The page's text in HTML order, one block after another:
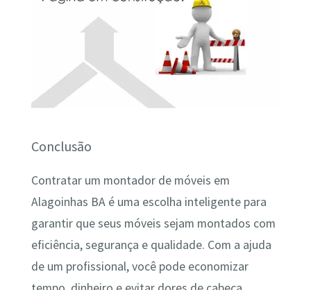
Conclusão
Contratar um montador de móveis em
Alagoinhas BA é uma escolha inteligente para
garantir que seus móveis sejam montados com
eficiência, segurança e qualidade. Com a ajuda
de um profissional, você pode economizar